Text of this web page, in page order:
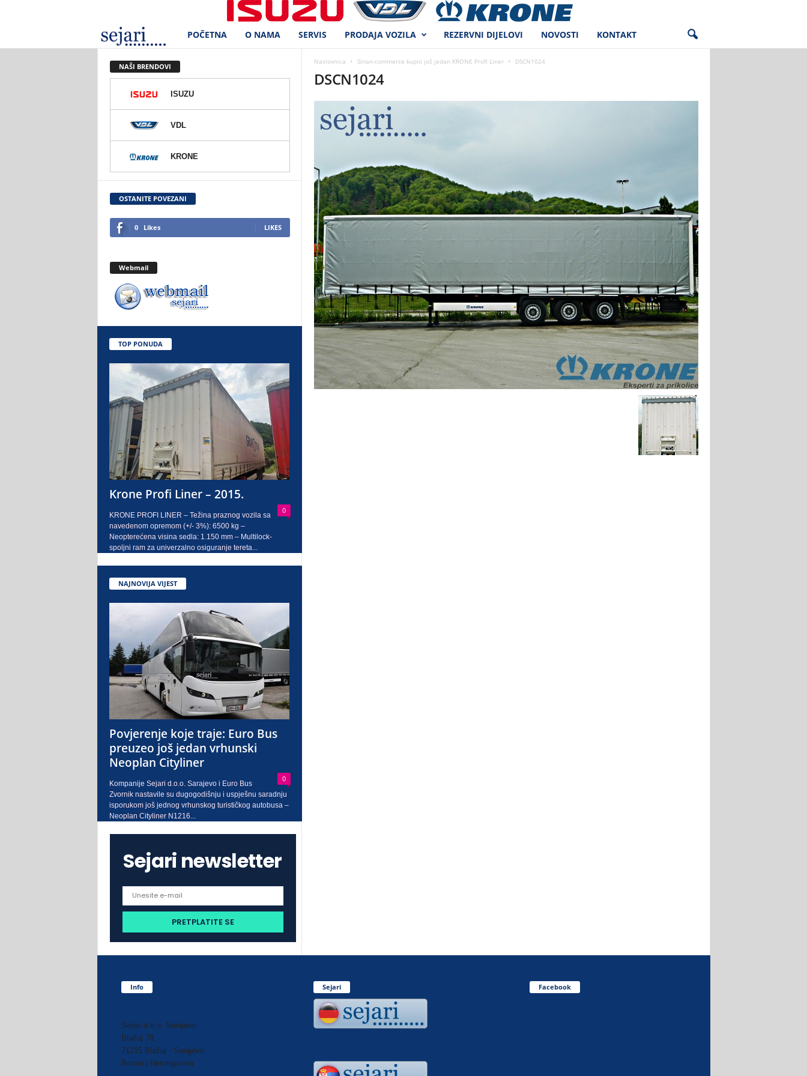
e
r
d
.
o
.
a
j
o
POČETNA O NAMA SERVIS PRODAJA VOZILA REZERVNI DIJELOVI NOVOSTI KONTAKT
Naslovnica Sinan-commerce kupio još jedan KRONE Profi Liner DSCN1024
DSCN1024
NAŠI BRENDOVI
ISUZU
VDL
KRONE
OSTANITE POVEZANI
0 Likes LIKES
Webmail
TOP PONUDA
Krone Profi Liner – 2015.
0
KRONE PROFI LINER – Težina praznog vozila sa
navedenom opremom (+/- 3%): 6500 kg –
Neopterećena visina sedla: 1.150 mm – Multilock-
spoljni ram za univerzalno osiguranje tereta...
NAJNOVIJA VIJEST
Povjerenje koje traje: Euro Bus
preuzeo još jedan vrhunski
Neoplan Cityliner
0
Kompanije Sejari d.o.o. Sarajevo i Euro Bus
Zvornik nastavile su dugogodišnju i uspješnu saradnju
isporukom još jednog vrhunskog turističkog autobusa –
Neoplan Cityliner N1216...
Sejari newsletter
Info
Sejari d.o.o. Sarajevo
Blažuj 78,
71215 Blažuj - Sarajevo
Bosna i Hercegovina
Sejari Facebook